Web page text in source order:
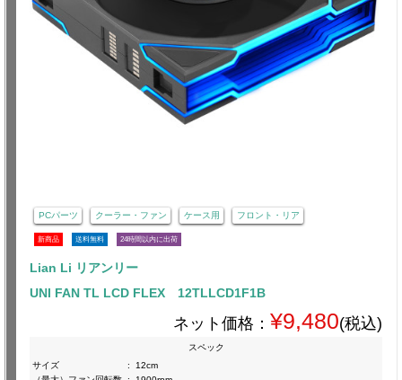
PCパーツ クーラー・ファン ケース用 フロント・リア
新商品 送料無料 24時間以内に出荷
Lian Li リアンリー
UNI FAN TL LCD FLEX 12TLLCD1F1B
ネット価格： ¥9,480(税込)
スペック
サイズ
:
12cm